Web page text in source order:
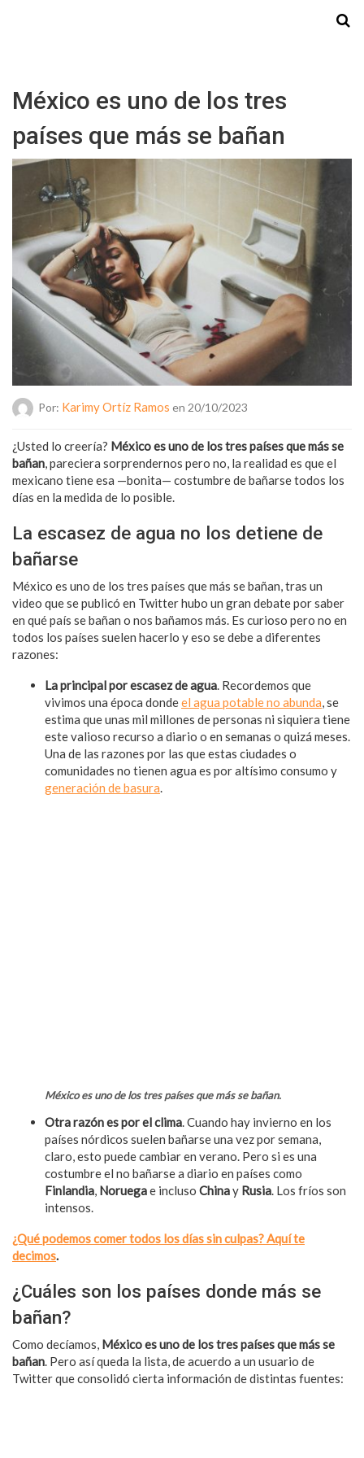
México es uno de los tres
países que más se bañan
Por: Karimy Ortíz Ramos en 20/10/2023
¿Usted lo creería? México es uno de los tres países que más se
bañan, pareciera sorprendernos pero no, la realidad es que el
mexicano tiene esa —bonita— costumbre de bañarse todos los
días en la medida de lo posible.
La escasez de agua no los detiene de
bañarse
México es uno de los tres países que más se bañan, tras un
video que se publicó en Twitter hubo un gran debate por saber
en qué país se bañan o nos bañamos más. Es curioso pero no en
todos los países suelen hacerlo y eso se debe a diferentes
razones:
La principal por escasez de agua. Recordemos que
vivimos una época dondeel agua potable no abunda, se
estima que unas mil millones de personas ni siquiera tiene
este valioso recurso a diario o en semanas o quizá meses.
Una de las razones por las que estas ciudades o
comunidades no tienen agua es por altísimo consumo y
generación de basura.
México es uno de los tres países que más se bañan.
Otra razón es por el clima. Cuando hay invierno en los
países nórdicos suelen bañarse una vez por semana,
claro, esto puede cambiar en verano. Pero si es una
costumbre el no bañarse a diario en países como
Finlandia, Noruegae incluso Chinay Rusia. Los fríos son
intensos.
¿Qué podemos comer todos los días sin culpas? Aquí te
decimos.
¿Cuáles son los países donde más se
bañan?
Como decíamos, México es uno de los tres países que más se
bañan. Pero así queda la lista, de acuerdo a un usuario de
Twitter que consolidó cierta información de distintas fuentes: